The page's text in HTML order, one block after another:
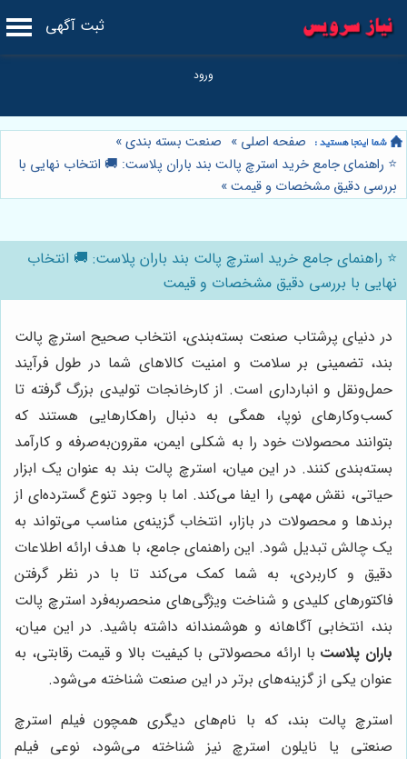
ثبت آگهی
صفحه اصلی » صنعت بسته بندی»
⭐️ راهنمای جامع خرید استرچ پالت بند باران پلاست: 🚚 انتخاب نهایی با
بررسی دقیق مشخصات و قیمت»
⭐️ راهنمای جامع خرید استرچ پالت بند باران پلاست: 🚚 انتخاب
نهایی با بررسی دقیق مشخصات و قیمت
در دنیای پرشتاب صنعت بسته‌بندی، انتخاب صحیح استرچ پالت
بند، تضمینی بر سلامت و امنیت کالاهای شما در طول فرآیند
حمل‌ونقل و انبارداری است. از کارخانجات تولیدی بزرگ گرفته تا
کسب‌وکارهای نوپا، همگی به دنبال راهکارهایی هستند که
بتوانند محصولات خود را به شکلی ایمن، مقرون‌به‌صرفه و کارآمد
بسته‌بندی کنند. در این میان، استرچ پالت بند به عنوان یک ابزار
حیاتی، نقش مهمی را ایفا می‌کند. اما با وجود تنوع گسترده‌ای از
برندها و محصولات در بازار، انتخاب گزینه‌ی مناسب می‌تواند به
یک چالش تبدیل شود. این راهنمای جامع، با هدف ارائه اطلاعات
دقیق و کاربردی، به شما کمک می‌کند تا با در نظر گرفتن
فاکتورهای کلیدی و شناخت ویژگی‌های منحصربه‌فرد استرچ پالت
بند، انتخابی آگاهانه و هوشمندانه داشته باشید. در این میان،
باران پلاست با ارائه محصولاتی با کیفیت بالا و قیمت رقابتی، به
عنوان یکی از گزینه‌های برتر در این صنعت شناخته می‌شود.
استرچ پالت بند، که با نام‌های دیگری همچون فیلم استرچ
صنعتی یا نایلون استرچ نیز شناخته می‌شود، نوعی فیلم